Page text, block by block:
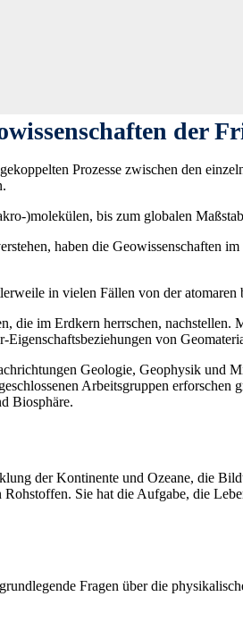
der
Prozesse zwischen den
)molekülen, bis zum globalen
haben die Geowissenschaften
in vielen Fällen von der
im Erdkern herrschen, nachstellen.
Eigenschaftsbeziehungen von
Geologie, Geophysik und
Arbeitsgruppen erforschen
Biosphäre.
der Kontinente und Ozeane, die
Sie hat die Aufgabe, die
Fragen über die